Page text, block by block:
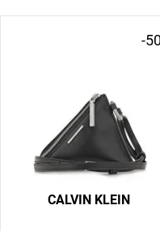
-
CALVIN KLEIN